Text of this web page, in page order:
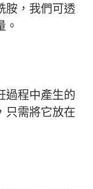
胺，我們可透
過程中產生的
只需將它放在